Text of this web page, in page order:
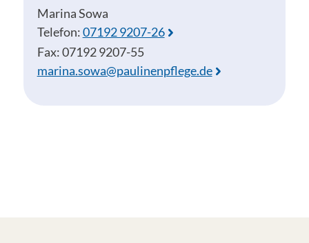
Marina Sowa
Telefon:07192 9207-26
Fax: 07192 9207-55
marina.sowa@paulinenpflege.de